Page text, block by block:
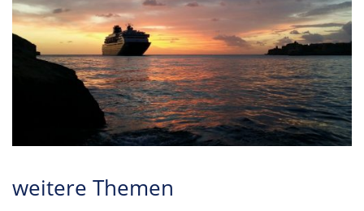
weitere Themen